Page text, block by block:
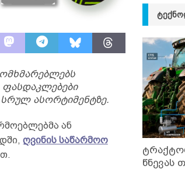
ასორტიმენტზე.
ან
ღვინის საწარმოო
წნევას